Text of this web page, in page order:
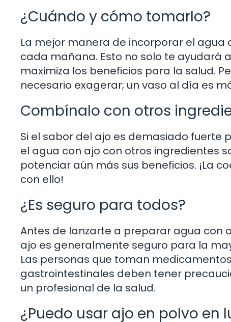
¿Cuándo y cómo tomarlo?
La mejor manera de incorporar el
cada mañana. Esto no solo te ayudará
maximiza los beneficios para la salud.
necesario exagerar; un vaso al día es
Combínalo con otros
Si el sabor del ajo es demasiado fuerte
el agua con ajo con otros ingredientes
potenciar aún más sus beneficios. ¡La
con ello!
¿Es seguro para todos?
Antes de lanzarte a preparar agua con
ajo es generalmente seguro para la
Las personas que toman
gastrointestinales deben tener
un profesional de la salud.
¿Puedo usar ajo en polvo en